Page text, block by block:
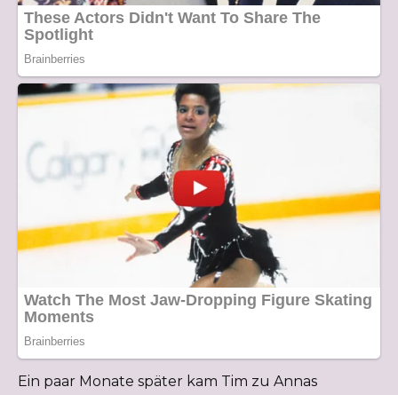
Ein paar Monate später kam Tim zu Annas